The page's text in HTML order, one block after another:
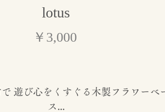
lotus
￥3,000
遊び心をくすぐる木製フラワーベ
ス...